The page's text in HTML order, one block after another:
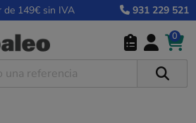
de 149€ sin IVA 931 229 521
0